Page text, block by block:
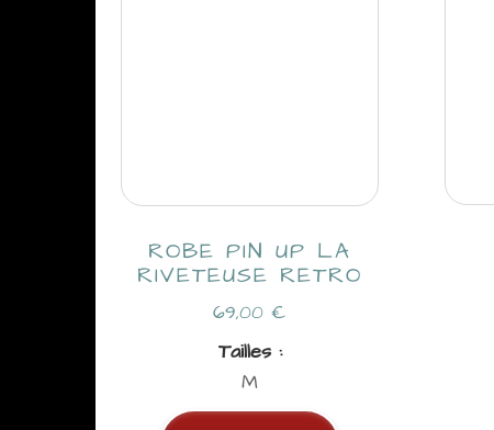
ROBE PIN UP LA
RIVETEUSE RETRO
69,00€
Tailles :
M